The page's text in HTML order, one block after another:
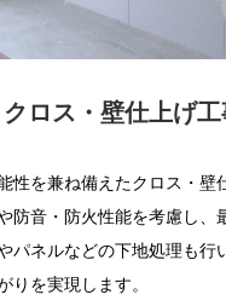
クロス・壁仕上げ工
性を兼ね備えたクロス・壁
防音・防火性能を考慮し、
パネルなどの下地処理も行
りを実現します。